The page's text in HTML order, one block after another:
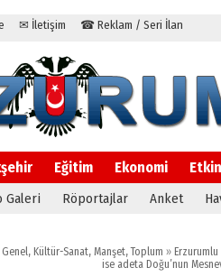
✉ İletişim ☎ Reklam / Seri İlan
Eğitim Ekonomi
Galeri Röportajlar Anket
Genel, Kültür-Sanat, Manşet,Toplum »
ise adeta Doğu’nun